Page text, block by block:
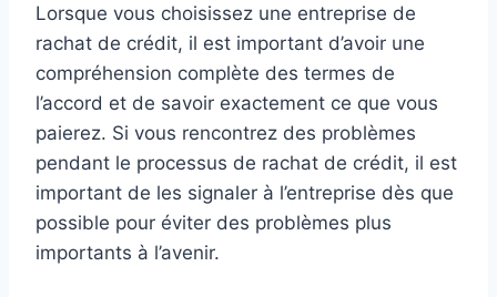
Lorsque vous choisissez une entreprise de
rachat de crédit, il est important d’avoir une
compréhension complète des termes de
l’accord et de savoir exactement ce que vous
paierez. Si vous rencontrez des problèmes
pendant le processus de rachat de crédit, il est
important de les signaler à l’entreprise dès que
possible pour éviter des problèmes plus
importants à l’avenir.